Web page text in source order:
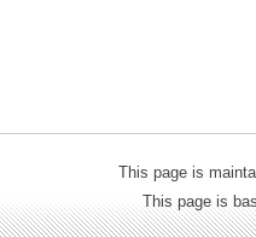
This page is
This page is